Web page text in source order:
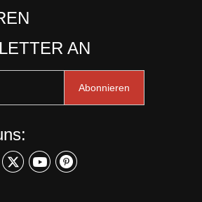
AN
Abonnieren